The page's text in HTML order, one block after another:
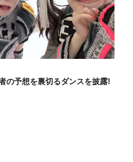
の予想を裏切るダンスを披露!